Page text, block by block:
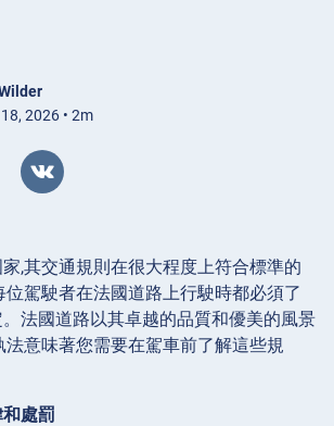
2026 • 2m
,其交通規則在很大程度上符合標準的
位駕駛者在法國道路上行駛時都必須了
法國道路以其卓越的品質和優美的風景
法意味著您需要在駕車前了解這些規
處罰